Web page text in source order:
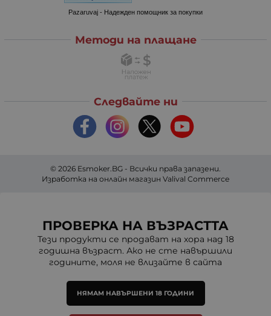
Pazaruvaj - Надежден помощник за покупки
Методи на плащане
Следвайте ни
© 2026 Esmoker.BG - Всички права запазени.
Изработка на онлайн магазин Valival Commerce
ПРОВЕРКА НА ВЪЗРАСТТА
Тези продукти се продават на хора над 18
годишна възраст. Ако не сте навършили
годините, моля не влизайте в сайта
НЯМАМ НАВЪРШЕНИ 18 ГОДИНИ